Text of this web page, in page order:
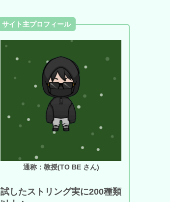
サイト主プロフィール
通称：教授(TO BE さん)
試したストリング実に200種類